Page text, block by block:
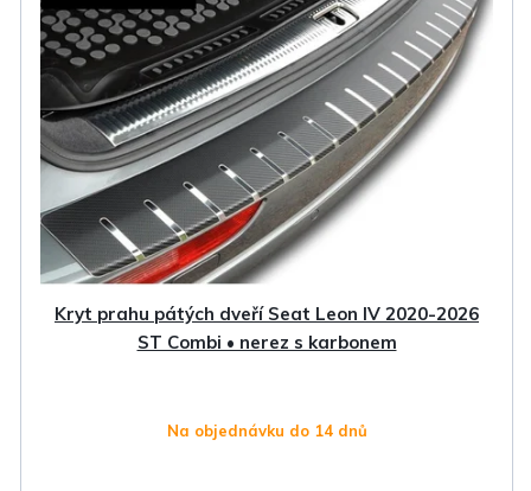
Kryt prahu pátých dveří Seat Leon IV 2020-2026
ST Combi • nerez s karbonem
Na objednávku do 14 dnů